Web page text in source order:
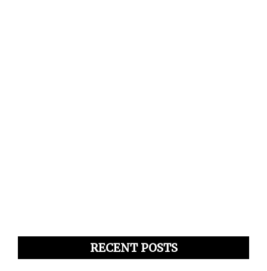
RECENT POSTS